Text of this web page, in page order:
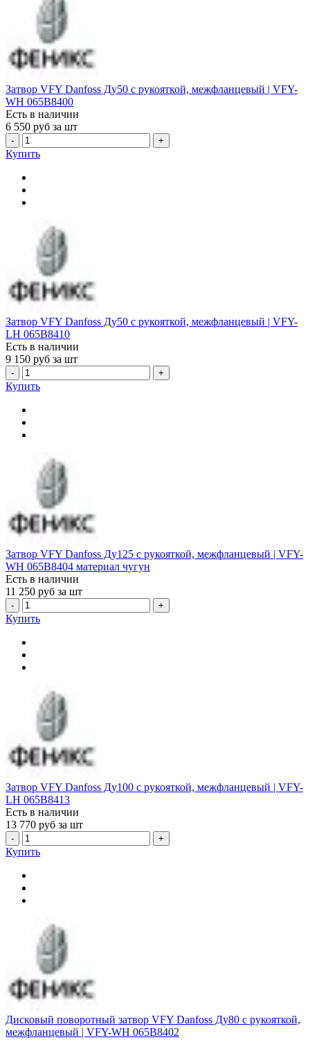
Затвор VFY Danfoss Ду50 с рукояткой, межфланцевый | VFY-
WH 065B8400
Есть в наличии
6 550 руб за шт
- +
Купить
Затвор VFY Danfoss Ду50 с рукояткой, межфланцевый | VFY-
LH 065B8410
Есть в наличии
9 150 руб за шт
- +
Купить
Затвор VFY Danfoss Ду125 с рукояткой, межфланцевый | VFY-
WH 065B8404 материал чугун
Есть в наличии
11 250 руб за шт
- +
Купить
Затвор VFY Danfoss Ду100 с рукояткой, межфланцевый | VFY-
LH 065B8413
Есть в наличии
13 770 руб за шт
- +
Купить
Дисковый поворотный затвор VFY Danfoss Ду80 с рукояткой,
межфланцевый | VFY-WH 065B8402